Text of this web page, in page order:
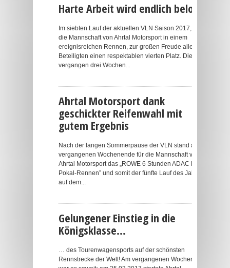
Harte Arbeit wird endlich belohnt
Im siebten Lauf der aktuellen VLN Saison 2017, holte
die Mannschaft von Ahrtal Motorsport in einem
ereignisreichen Rennen, zur großen Freude aller
Beteiligten einen respektablen vierten Platz. Die
vergangen drei Wochen...
Ahrtal Motorsport dank
geschickter Reifenwahl mit
gutem Ergebnis
Nach der langen Sommerpause der VLN stand am
vergangenen Wochenende für die Mannschaft von
Ahrtal Motorsport das „ROWE 6 Stunden ADAC Ruhr-
Pokal-Rennen” und somit der fünfte Lauf des Jahres
auf dem...
Gelungener Einstieg in die
Königsklasse…
… des Tourenwagensports auf der schönsten
Rennstrecke der Welt! Am vergangenen Wochenende